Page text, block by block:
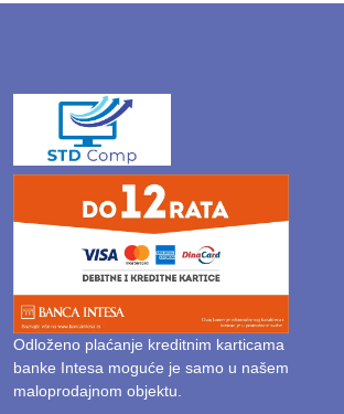
Odloženo plaćanje kreditnim karticama
banke Intesa moguće je samo u našem
maloprodajnom objektu.